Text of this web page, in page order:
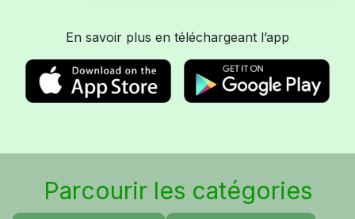
En savoir plus en téléchargeant l’app
Parcourir les catégories